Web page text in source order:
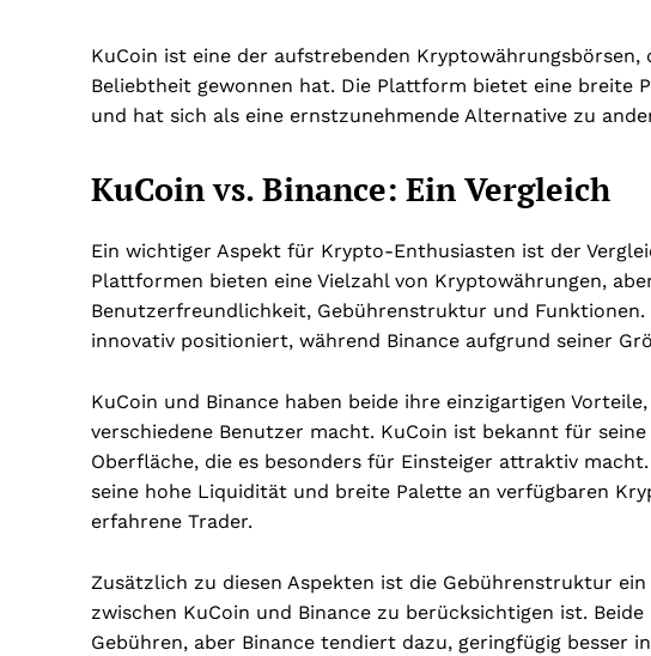
KuCoin ist eine der aufstrebenden
Beliebtheit gewonnen hat. Die Plattform bietet eine breite
und hat sich als eine ernstzunehmende Alternative zu
KuCoin vs. Binance: Ein Vergleich
Ein wichtiger Aspekt für Krypto-Enthusiasten ist der
Plattformen bieten eine Vielzahl von Kryptowährungen,
Benutzerfreundlichkeit, Gebührenstruktur und
innovativ positioniert, während Binance aufgrund seiner
KuCoin und Binance haben beide ihre einzigartigen
verschiedene Benutzer macht. KuCoin ist bekannt für
Oberfläche, die es besonders für Einsteiger attraktiv
seine hohe Liquidität und breite Palette an verfügbaren
erfahrene Trader.
Zusätzlich zu diesen Aspekten ist die Gebührenstruktur
zwischen KuCoin und Binance zu berücksichtigen ist.
Gebühren, aber Binance tendiert dazu, geringfügig besser